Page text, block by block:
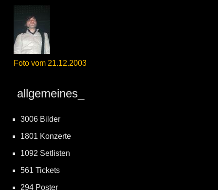
Foto vom 21.12.2003
allgemeines_
3006 Bilder
1801 Konzerte
1092 Setlisten
561 Tickets
294 Poster